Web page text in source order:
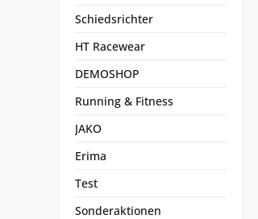
Schiedsrichter
HT Racewear
DEMOSHOP
Running & Fitness
JAKO
Erima
Test
Sonderaktionen